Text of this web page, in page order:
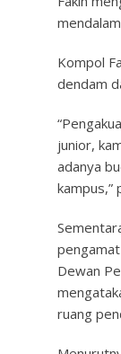
Kompol
dendam
junior,
adanya
kampus,”
Dewan
ruang